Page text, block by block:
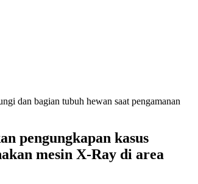
dan bagian tubuh hewan saat pengamanan
pengungkapan kasus
mesin X-Ray di area